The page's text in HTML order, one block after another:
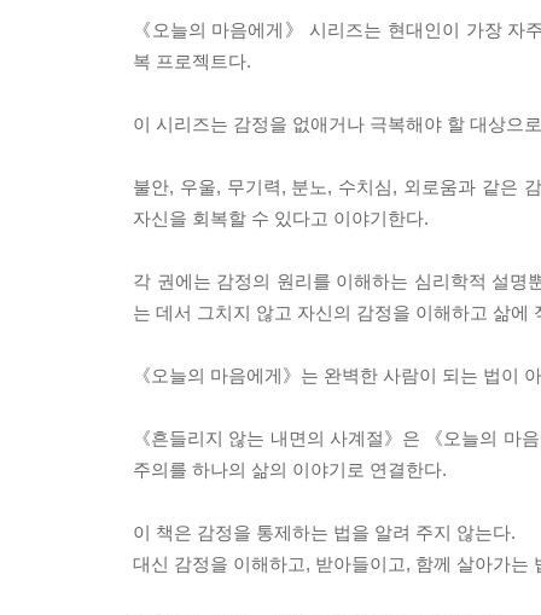
《오늘의 마음에게》 시리즈는 현대인이 가장
복 프로젝트다.
이 시리즈는 감정을 없애거나 극복해야 할 대상으
불안, 우울, 무기력, 분노, 수치심, 외로움과 같은
자신을 회복할 수 있다고 이야기한다.
각 권에는 감정의 원리를 이해하는 심리학적 설
는 데서 그치지 않고 자신의 감정을 이해하고 삶에
《오늘의 마음에게》는 완벽한 사람이 되는 법이
《흔들리지 않는 내면의 사계절》은 《오늘의 마
주의를 하나의 삶의 이야기로 연결한다.
이 책은 감정을 통제하는 법을 알려 주지 않는다.
대신 감정을 이해하고, 받아들이고, 함께 살아가는